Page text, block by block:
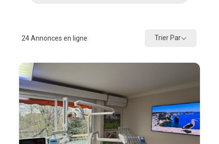
24Annonces en ligne Trier Par